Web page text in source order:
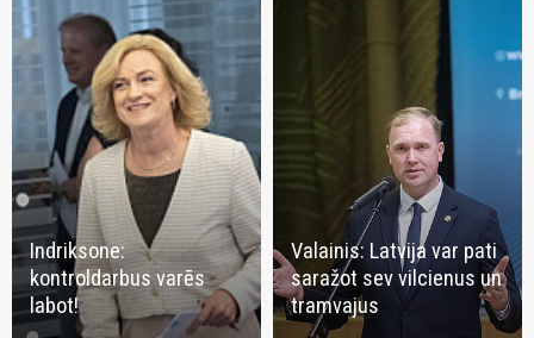
Indriksone:
kontroldarbus varēs
labot!
Valainis: Latvija var pati
saražot sev vilcienus un
tramvajus